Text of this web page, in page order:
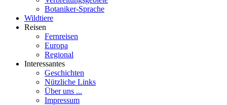
Botaniker-Sprache
Wildtiere
Reisen
Fernreisen
Europa
Regional
Interessantes
Geschichten
Nützliche Links
Über uns ...
Impressum